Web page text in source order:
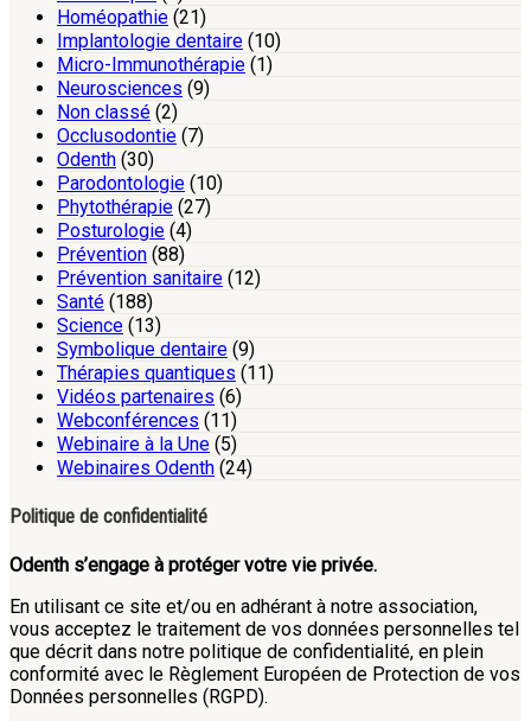
Homéopathie (21)
Implantologie dentaire (10)
Micro-Immunothérapie (1)
Neurosciences (9)
Non classé (2)
Occlusodontie (7)
Odenth (30)
Parodontologie (10)
Phytothérapie (27)
Posturologie (4)
Prévention (88)
Prévention sanitaire (12)
Santé (188)
Science (13)
Symbolique dentaire (9)
Thérapies quantiques (11)
Vidéos partenaires (6)
Webconférences (11)
Webinaire à la Une (5)
Webinaires Odenth (24)
Politique de confidentialité
Odenth s’engage à protéger votre vie privée.
En utilisant ce site et/ou en adhérant à notre association,
vous acceptez le traitement de vos données personnelles tel
que décrit dans notre politique de confidentialité, en plein
conformité avec le Règlement Européen de Protection de vos
Données personnelles (RGPD).